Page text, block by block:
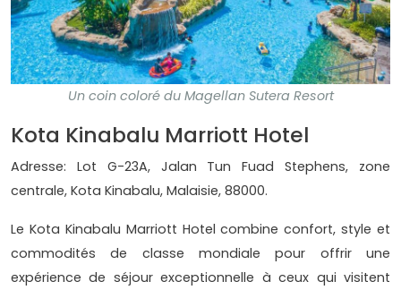
Un coin coloré du Magellan Sutera Resort
Kota Kinabalu Marriott Hotel
Adresse: Lot G-23A, Jalan Tun Fuad Stephens, zone
centrale, Kota Kinabalu, Malaisie, 88000.
Le Kota Kinabalu Marriott Hotel combine confort, style et
commodités de classe mondiale pour offrir une
expérience de séjour exceptionnelle à ceux qui visitent